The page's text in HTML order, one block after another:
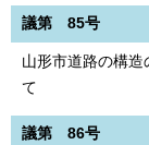
議第 85号
山形市道路の構
て
議第 86号